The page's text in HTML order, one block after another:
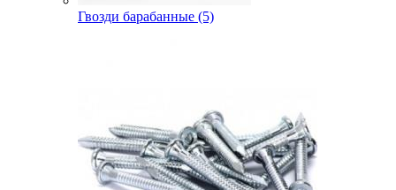
Гвозди барабанные (5)